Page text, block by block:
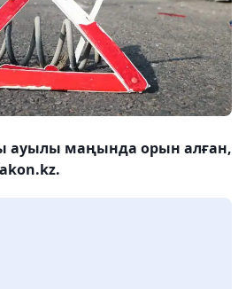
ауылы маңында орын алған,